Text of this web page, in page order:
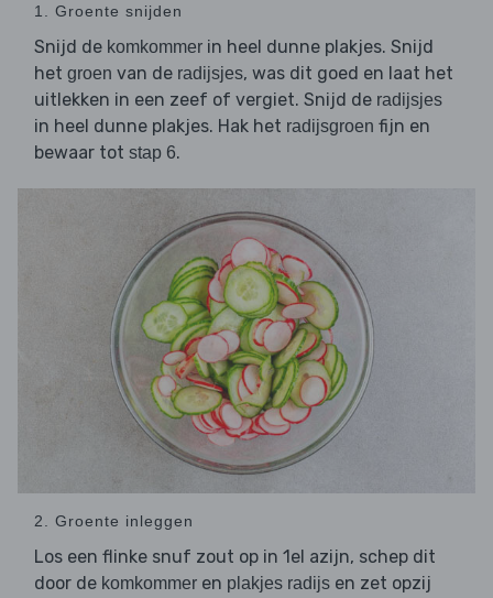
1. Groente snijden
Snijd de komkommer in heel dunne plakjes. Snijd
het groen van de radijsjes, was dit goed en laat het
uitlekken in een zeef of vergiet. Snijd de radijsjes
in heel dunne plakjes. Hak het radijsgroen fijn en
bewaar tot stap 6.
2. Groente inleggen
Los een flinke snuf zout op in 1el azijn, schep dit
door de komkommer en plakjes radijs en zet opzij